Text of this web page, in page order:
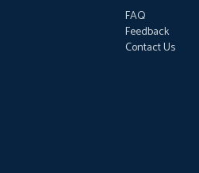
FAQ
Feedback
Contact Us